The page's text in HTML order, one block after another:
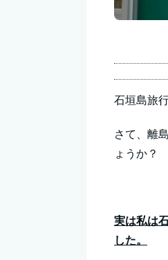
石垣島旅
さて、離
ょうか？
実は私は
した。